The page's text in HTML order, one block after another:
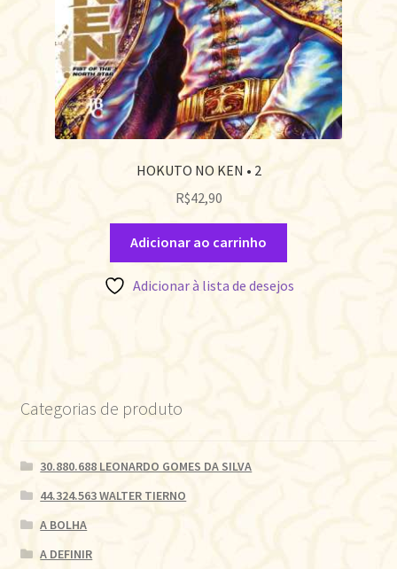
HOKUTO NO KEN • 2
R$42,90
Adicionar ao carrinho
Adicionar à lista de desejos
Categorias de produto
30.880.688 LEONARDO GOMES DA SILVA
44.324.563 WALTER TIERNO
A BOLHA
A DEFINIR